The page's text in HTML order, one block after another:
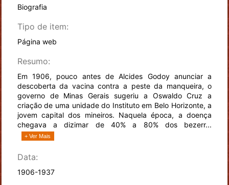
Biografia
Tipo de item:
Página web
Resumo:
Em 1906, pouco antes de Alcides Godoy anunciar a
descoberta da vacina contra a peste da manqueira, o
governo de Minas Gerais sugeriu a Oswaldo Cruz a
criação de uma unidade do Instituto em Belo Horizonte, a
jovem capital dos mineiros. Naquela época, a doença
chegava a dizimar de 40% a 80% dos bezerr...
+ Ver Mais
Data:
1906-1937